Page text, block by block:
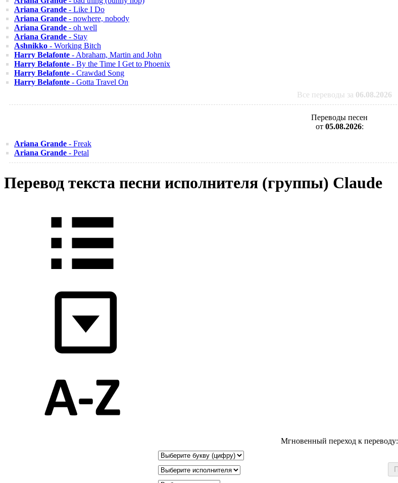
Ariana Grande - Like I Do
Ariana Grande - nowhere, nobody
Ariana Grande - oh well
Ariana Grande - Stay
Ashnikko - Working Bitch
Harry Belafonte - Abraham, Martin and John
Harry Belafonte - By the Time I Get to Phoenix
Harry Belafonte - Crawdad Song
Harry Belafonte - Gotta Travel On
Все переводы за 06.08.2026
Переводы песен
от 05.08.2026:
Ariana Grande - Freak
Ariana Grande - Petal
Перевод текста песни исполнителя (группы) Claude
Мгновенный переход к переводу: